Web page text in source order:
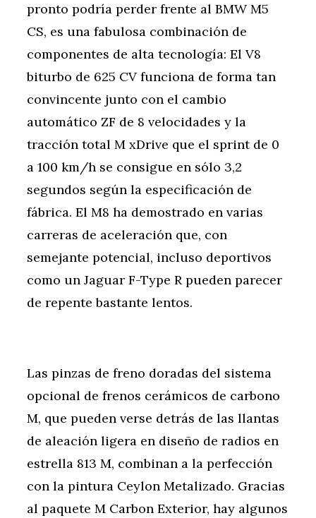
pronto podría perder frente al BMW M5
CS, es una fabulosa combinación de
componentes de alta tecnología: El V8
biturbo de 625 CV funciona de forma tan
convincente junto con el cambio
automático ZF de 8 velocidades y la
tracción total M xDrive que el sprint de 0
a 100 km/h se consigue en sólo 3,2
segundos según la especificación de
fábrica. El M8 ha demostrado en varias
carreras de aceleración que, con
semejante potencial, incluso deportivos
como un Jaguar F-Type R pueden parecer
de repente bastante lentos.
Las pinzas de freno doradas del sistema
opcional de frenos cerámicos de carbono
M, que pueden verse detrás de las llantas
de aleación ligera en diseño de radios en
estrella 813 M, combinan a la perfección
con la pintura Ceylon Metalizado. Gracias
al paquete M Carbon Exterior, hay algunos